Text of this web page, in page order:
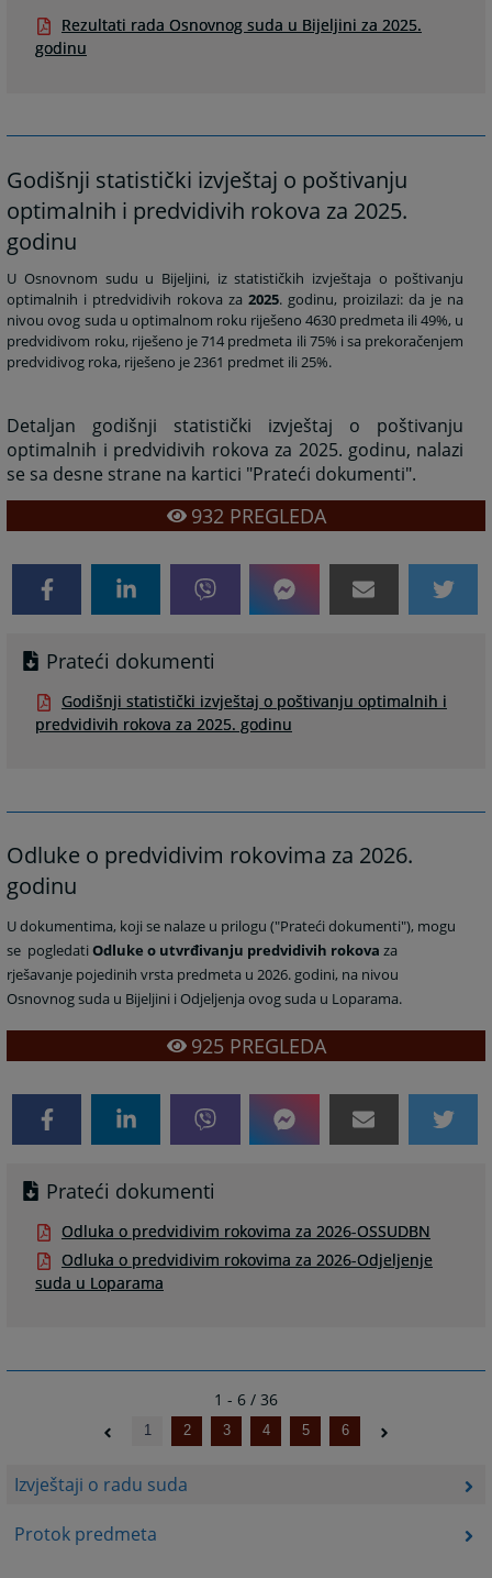
Izvještaji o radu suda
Protok predmeta
Rezultati rada Osnovnog suda u Bijeljini za 2025.
godinu
Godišnji statistički izvještaj o poštivanju
optimalnih i predvidivih rokova za 2025.
godinu
U Osnovnom sudu u Bijeljini, iz statističkih izvještaja o poštivanju
optimalnih i ptredvidivih rokova za 2025. godinu, proizilazi: da je na
nivou ovog suda u optimalnom roku riješeno 4630 predmeta ili 49%, u
predvidivom roku, riješeno je 714 predmeta ili 75% i sa prekoračenjem
predvidivog roka, riješeno je 2361 predmet ili 25%.
Detaljan godišnji statistički izvještaj o poštivanju
optimalnih i predvidivih rokova za 2025. godinu, nalazi
se sa desne strane na kartici "Prateći dokumenti".
932PREGLEDA
Prateći dokumenti
Godišnji statistički izvještaj o poštivanju optimalnih i
predvidivih rokova za 2025. godinu
Odluke o predvidivim rokovima za 2026.
godinu
U dokumentima, koji se nalaze u prilogu ("Prateći dokumenti"), mogu
se pogledatiOdluke o utvrđivanju predvidivih rokovaza
rješavanje pojedinih vrsta predmeta u 2026. godini, na nivou
Osnovnog suda u Bijeljini i Odjeljenja ovog suda u Loparama.
925PREGLEDA
Prateći dokumenti
Odluka o predvidivim rokovima za 2026-OSSUDBN
Odluka o predvidivim rokovima za 2026-Odjeljenje
suda u Loparama
1 - 6 / 36
1 2 3 4 5 6